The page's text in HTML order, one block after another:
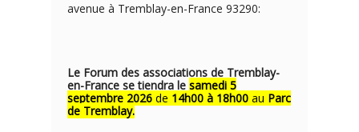
avenue à Tremblay-en-France 93290:
Le Forum des associations de Tremblay-
en-France se tiendra le samedi 5
septembre 2026 de 14h00 à 18h00 au Parc
de Tremblay.